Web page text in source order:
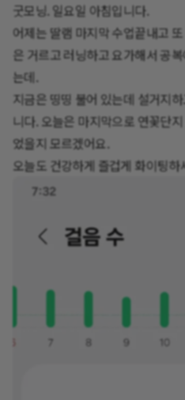
굿모닝. 일요일 아침입니다.
어제는 딸램 마지막 수업끝내고
은 거르고 러닝하고 요가해서 공
는데.
지금은 띵띵 불어 있는데 설거지
니다. 오늘은 마지막으로 연꽃단
었을지 모르겠어요.
오늘도 건강하게 즐겁게 화이팅하